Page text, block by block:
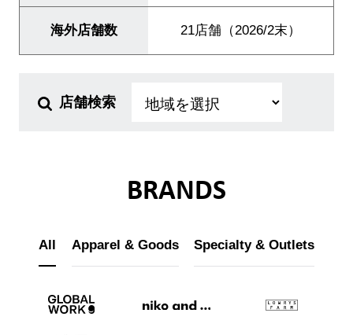
JP EN
海外店舗数 21店舗（2026/2末）
店舗検索
BRANDS
All Apparel & Goods Specialty & Outlets